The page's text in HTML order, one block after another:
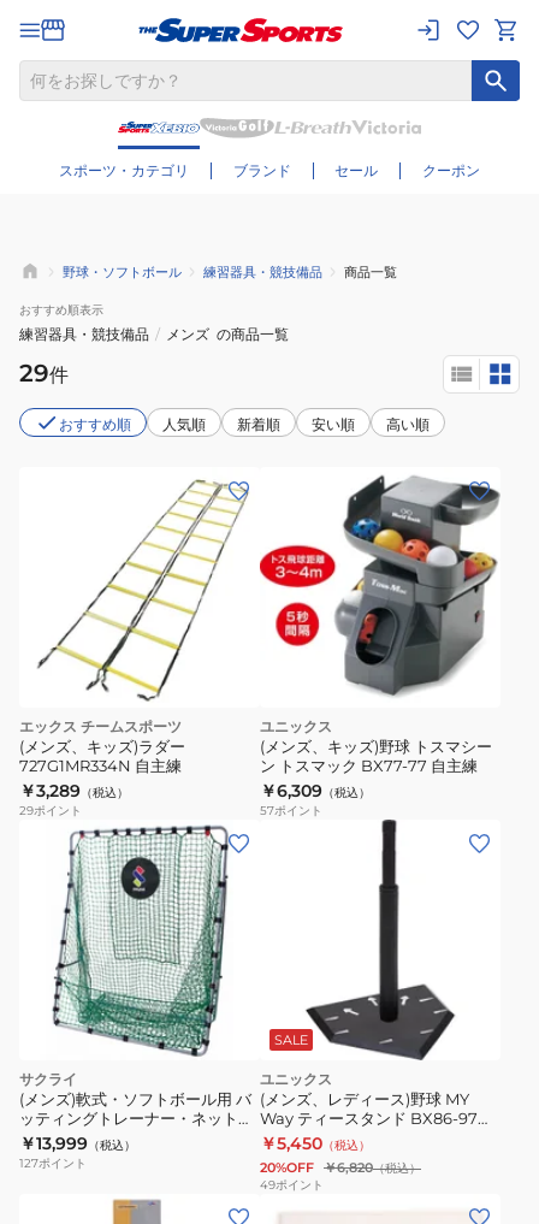
スポーツ・カテゴリ ブランド セール クーポン
さらに絞り込む
野球・ソフトボール 練習器具・競技備品 商品一覧
おすすめ順表示
練習器具・競技備品 / メンズ の商品一覧
29件
おすすめ順 人気順 新着順 安い順 高い順
エックス チームスポーツ
(メンズ、キッズ)ラダー
727G1MR334N 自主練
￥3,289 （税込）
29ポイント
ユニックス
(メンズ、キッズ)野球 トスマシー
ン トスマック BX77-77 自主練
￥6,309 （税込）
57ポイント
サクライ
(メンズ)軟式・ソフトボール用 バ
ッティングトレーナー・ネット
HT-76N 自主練
￥13,999 （税込）
127ポイント
SALE
ユニックス
(メンズ、レディース)野球 MY
Way ティースタンド BX86-97
【メーカー取り寄せ】
￥5,450 （税込）
20%OFF ￥6,820（税込）
49ポイント
(メ